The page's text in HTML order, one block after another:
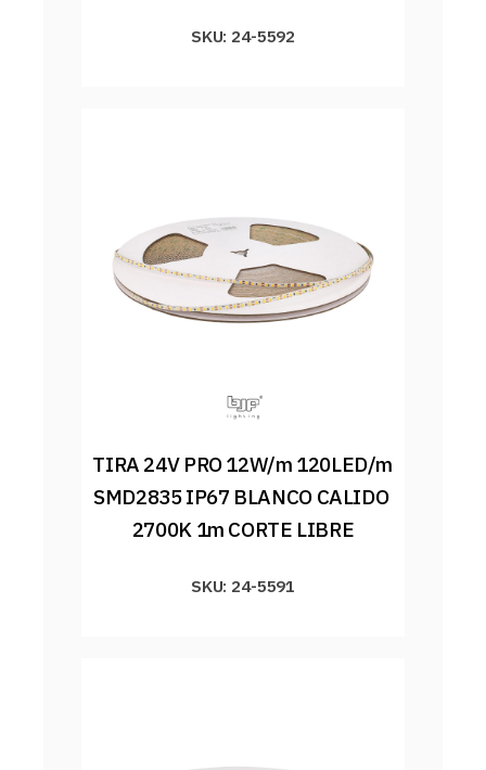
SKU: 24-5592
TIRA 24V PRO 12W/m 120LED/m
SMD2835 IP67 BLANCO CALIDO
2700K 1m CORTE LIBRE
SKU: 24-5591